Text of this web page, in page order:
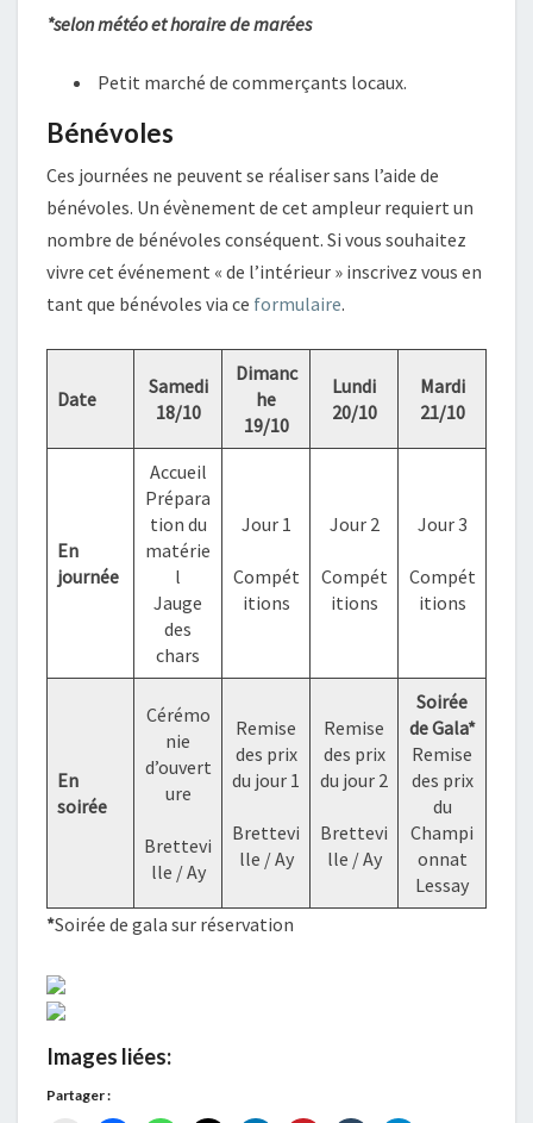
*selon météo et horaire de marées
Petit marché de commerçants locaux.
Bénévoles
Ces journées ne peuvent se réaliser sans l’aide de
bénévoles. Un évènement de cet ampleur requiert un
nombre de bénévoles conséquent. Si vous souhaitez
vivre cet événement « de l’intérieur » inscrivez vous en
tant que bénévoles via ce formulaire.
Date
Samedi
18/10
Dimanc
he
19/10
Lundi
20/10
Mardi
21/10
En
journée
Accueil
Prépara
tion du
matérie
l
Jauge
des
chars
Jour 1
Compét
itions
Jour 2
Compét
itions
Jour 3
Compét
itions
En
soirée
Cérémo
nie
d’ouvert
ure
Brettevi
lle / Ay
Remise
des prix
du jour 1
Brettevi
lle / Ay
Remise
des prix
du jour 2
Brettevi
lle / Ay
Soirée
de Gala*
Remise
des prix
du
Champi
onnat
Lessay
*Soirée de gala sur réservation
Images liées:
Partager :